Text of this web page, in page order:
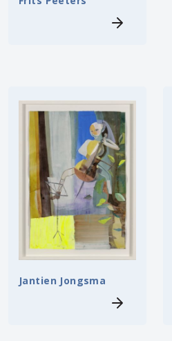
Jantien Jongsma